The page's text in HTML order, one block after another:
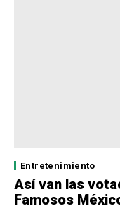
Entretenimiento
Así van las
Famosos